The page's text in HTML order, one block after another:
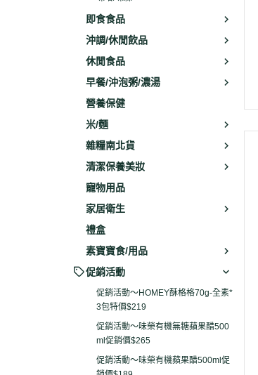
即食食品
沖調/休閒飲品
休閒食品
早餐/沖泡粥/濃湯
營養保健
米/麵
雜糧南北貨
清潔保養美妝
寵物用品
家居衛生
禮盒
素寶寶食/用品
促銷活動
促銷活動～HOMEY酥格格70g-全素*
3包特價$219
促銷活動～味榮有機無糖蘋果醋500
ml促銷價$265
促銷活動～味榮有機蘋果醋500ml促